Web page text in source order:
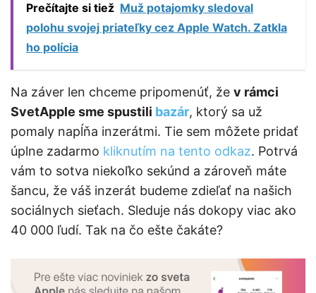
Prečítajte si tiež Muž potajomky sledoval
polohu svojej priateľky cez Apple Watch. Zatkla
ho polícia
Na záver len chceme pripomenúť, že v rámci
SvetApple sme spustili bazár, ktorý sa už
pomaly napĺňa inzerátmi. Tie sem môžete pridať
úplne zadarmo kliknutím na tento odkaz. Potrvá
vám to sotva niekoľko sekúnd a zároveň máte
šancu, že váš inzerát budeme zdieľať na našich
sociálnych sieťach. Sleduje nás dokopy viac ako
40 000 ľudí. Tak na čo ešte čakáte?